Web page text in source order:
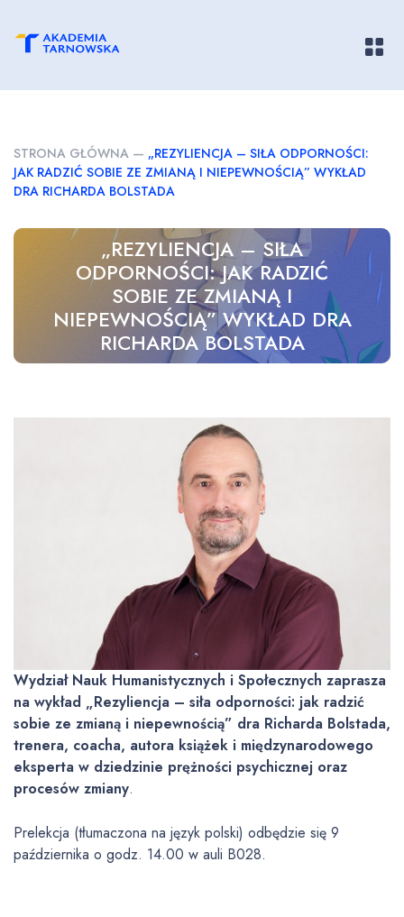
STRONA GŁÓWNA — „REZYLIENCJA – SIŁA ODPORNOŚCI:
JAK RADZIĆ SOBIE ZE ZMIANĄ I NIEPEWNOŚCIĄ” WYKŁAD
DRA RICHARDA BOLSTADA
„REZYLIENCJA – SIŁA
ODPORNOŚCI: JAK RADZIĆ
SOBIE ZE ZMIANĄ I
NIEPEWNOŚCIĄ” WYKŁAD DRA
RICHARDA BOLSTADA
Wydział Nauk Humanistycznych i Społecznych zaprasza
na wykład „Rezyliencja – siła odporności: jak radzić
sobie ze zmianą i niepewnością” dra Richarda Bolstada,
trenera, coacha, autora książek i międzynarodowego
eksperta w dziedzinie prężności psychicznej oraz
procesów zmiany.
Prelekcja (tłumaczona na język polski) odbędzie się 9
października o godz. 14.00 w auli B028.